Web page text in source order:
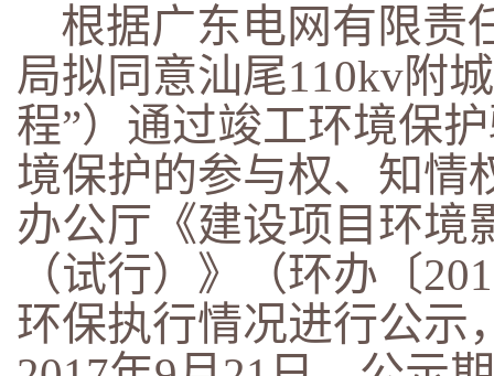
根据广东电网有限责
局拟同意汕尾110kv附
程”）通过竣工环境保
境保护的参与权、知情
办公厅《建设项目环境
（试行）》（环办〔
环保执行情况进行公示